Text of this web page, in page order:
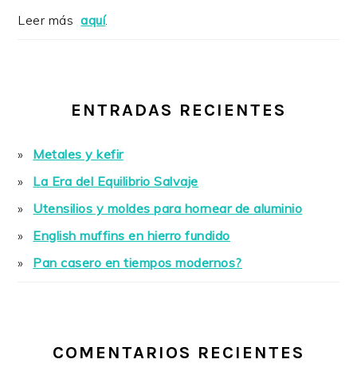
Leer másaquí.
ENTRADAS RECIENTES
Metales y kefir
La Era del Equilibrio Salvaje
Utensilios y moldes para hornear de aluminio
English muffins en hierro fundido
Pan casero en tiempos modernos?
COMENTARIOS RECIENTES